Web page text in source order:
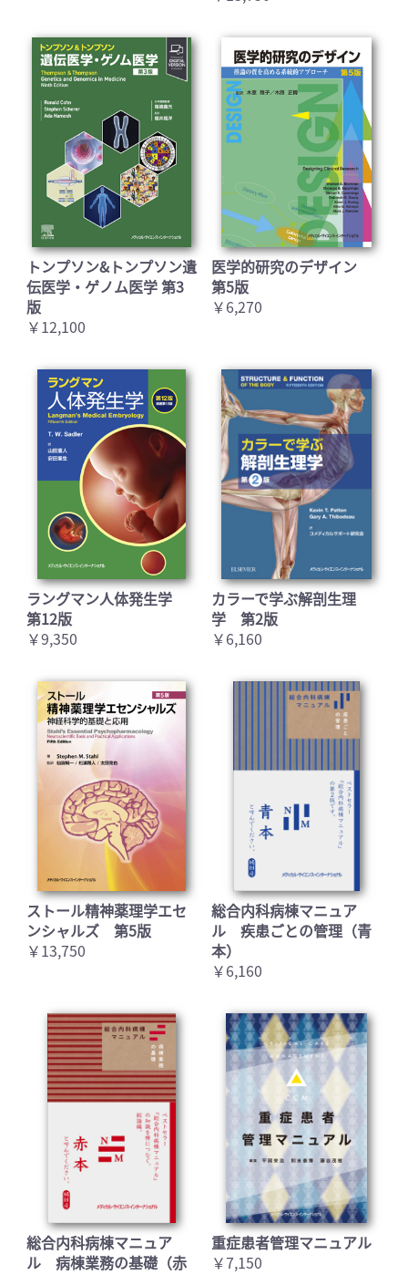
トンプソン&トンプソン遺
伝医学・ゲノム医学 第3
版
￥12,100
医学的研究のデザイン
第5版
￥6,270
ラングマン人体発生学
第12版
￥9,350
カラーで学ぶ解剖生理
学 第2版
￥6,160
ストール精神薬理学エセ
ンシャルズ 第5版
￥13,750
総合内科病棟マニュア
ル 疾患ごとの管理（青
本）
￥6,160
総合内科病棟マニュア
ル 病棟業務の基礎（赤
重症患者管理マニュアル
￥7,150